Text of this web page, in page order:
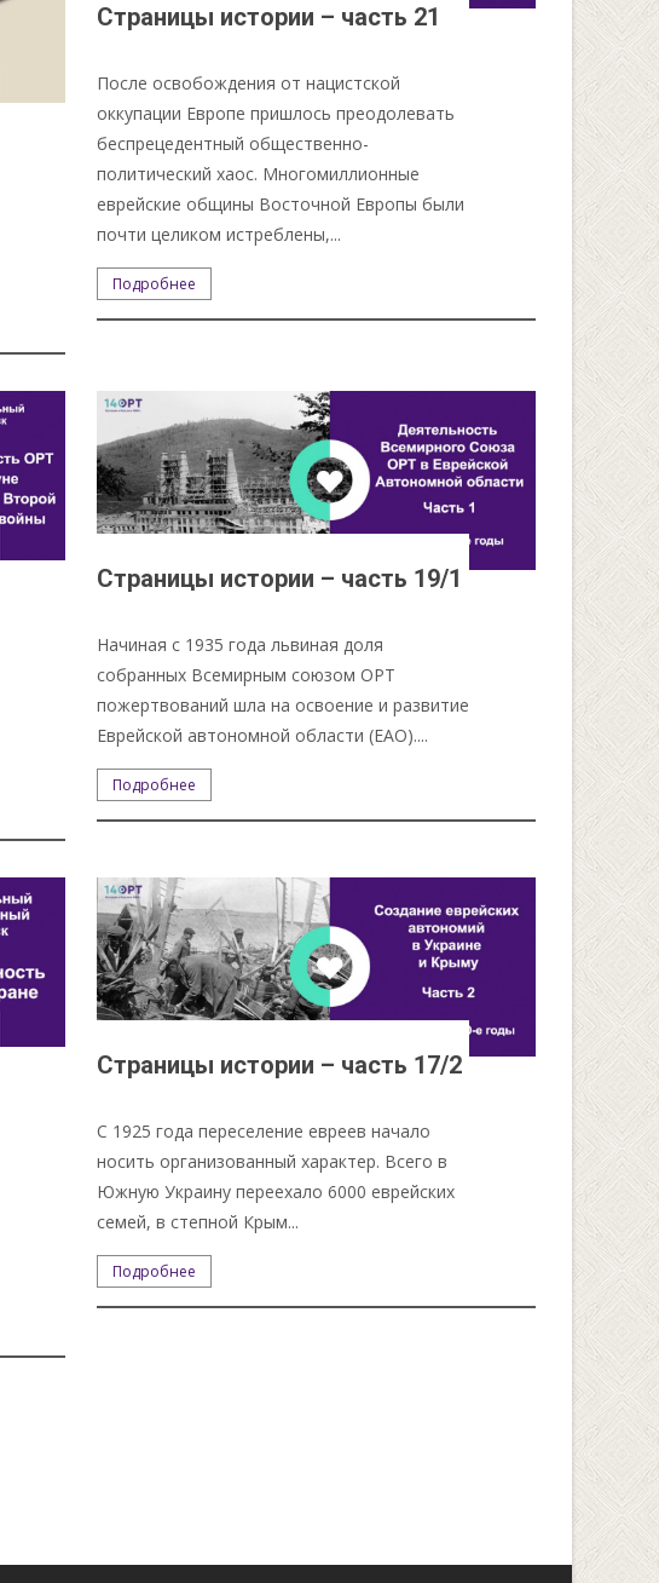
Страницы истории – часть 21
После освобождения от нацистской
оккупации Европе пришлось преодолевать
беспрецедентный общественно-
политический хаос. Многомиллионные
еврейские общины Восточной Европы были
почти целиком истреблены,...
Подробнее
Страницы истории – часть 19/1
Начиная с 1935 года львиная доля
собранных Всемирным союзом ОРТ
пожертвований шла на освоение и развитие
Еврейской автономной области (ЕАО)....
Подробнее
Страницы истории – часть 17/2
С 1925 года переселение евреев начало
носить организованный характер. Всего в
Южную Украину переехало 6000 еврейских
семей, в степной Крым...
Подробнее